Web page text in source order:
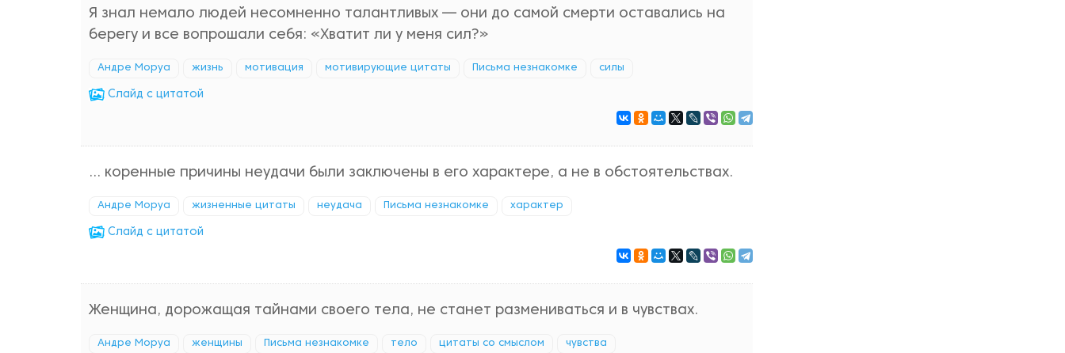
Я знал немало людей несомненно талантливых — они до самой смерти оставались на
берегу и все вопрошали себя: «Хватит ли у меня сил?»
Андре Моруа жизнь мотивация мотивирующие цитаты Письма незнакомке силы
Cлайд с цитатой
... коренные причины неудачи были заключены в его характере, а не в обстоятельствах.
Андре Моруа жизненные цитаты неудача Письма незнакомке характер
Cлайд с цитатой
Женщина, дорожащая тайнами своего тела, не станет размениваться и в чувствах.
Андре Моруа женщины Письма незнакомке тело цитаты со смыслом чувства